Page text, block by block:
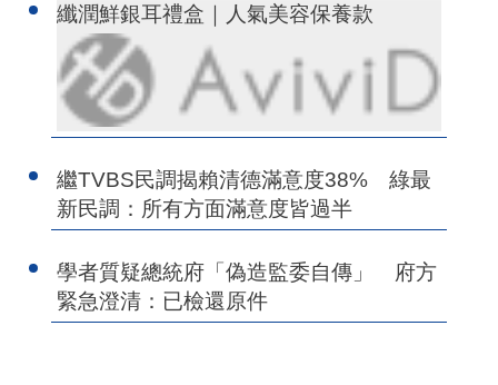
纖潤鮮銀耳禮盒｜人氣美容保養款
繼TVBS民調揭賴清德滿意度38% 綠最
新民調：所有方面滿意度皆過半
學者質疑總統府「偽造監委自傳」 府方
緊急澄清：已檢還原件